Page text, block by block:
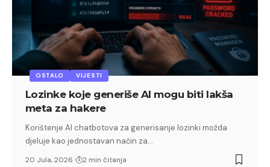
OSTALO VIJESTI
Lozinke koje generiše AI mogu biti lakša
meta za hakere
Korištenje AI chatbotova za generisanje lozinki možda
djeluje kao jednostavan način za…
20 Jula, 2026 2 min čitanja